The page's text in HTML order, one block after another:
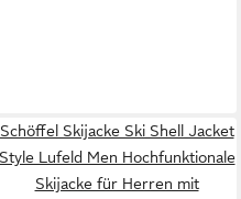
Schöffel Skijacke Ski Shell Jacket
Style Lufeld Men Hochfunktionale
Skijacke für Herren mit